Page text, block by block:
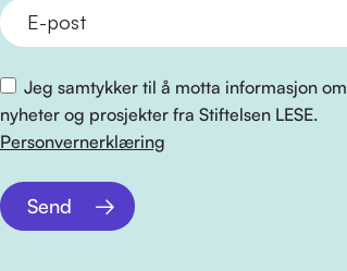
Jeg samtykker til å motta informasjon om
nyheter og prosjekter fra Stiftelsen LESE.
Personvernerklæring
Send